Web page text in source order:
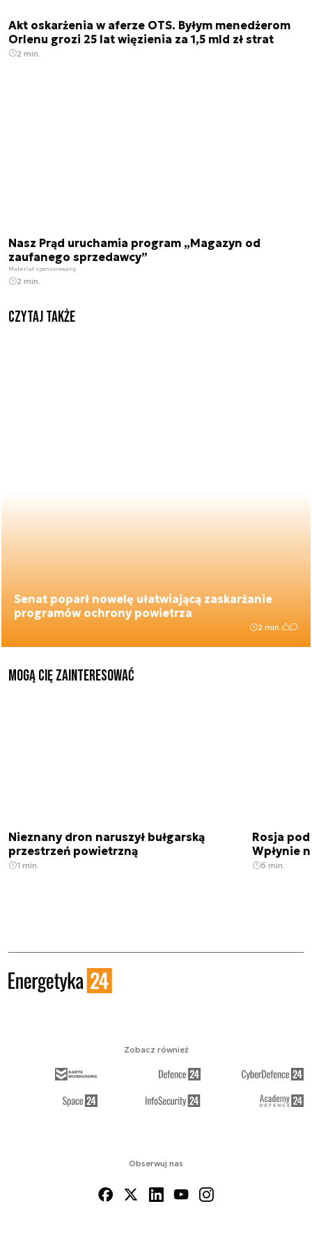
Akt oskarżenia w aferze OTS. Byłym menedżerom
Orlenu grozi 25 lat więzienia za 1,5 mld zł strat
2 min.
Nasz Prąd uruchamia program „Magazyn od
zaufanego sprzedawcy”
Materiał sponsorowany
2 min.
Czytaj także
Senat poparł nowelę ułatwiającą zaskarżanie
programów ochrony powietrza
2 min.
Mogą Cię zainteresować
Nieznany dron naruszył bułgarską
przestrzeń powietrzną
1 min.
Rosja
Wpłynie
6 min.
Obserwuj nas
Zobacz również